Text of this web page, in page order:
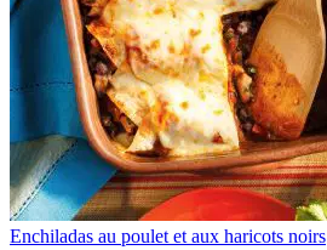
Enchiladas au poulet et aux haricots noirs